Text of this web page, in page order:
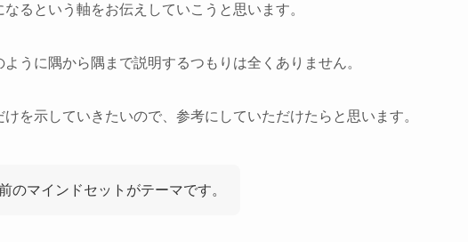
るという軸をお伝えしていこうと思います。
うに隅から隅まで説明するつもりは全くありません。
を示していきたいので、参考にしていただけたらと思います。
のマインドセットがテーマです。